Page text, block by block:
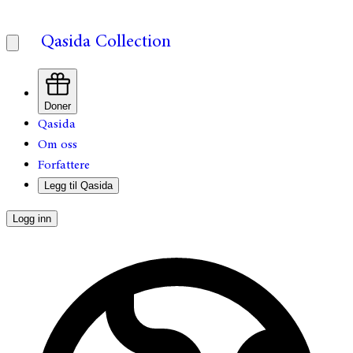
Qasida Collection
Doner
Qasida
Om oss
Forfattere
Legg til Qasida
Logg inn